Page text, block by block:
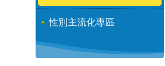
性別主流化專區